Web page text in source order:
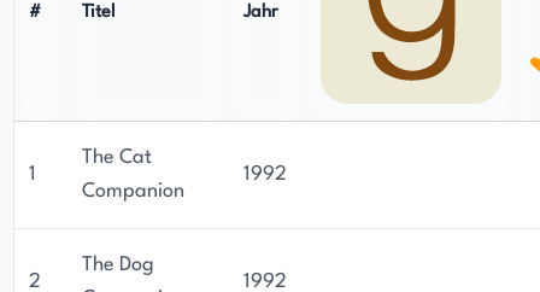
# Titel Jahr
1
The Cat
Companion
1992
2
The Dog
1992